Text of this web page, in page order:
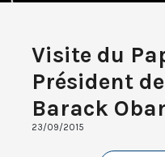
Visite du
Président
Barack
23/09/2015